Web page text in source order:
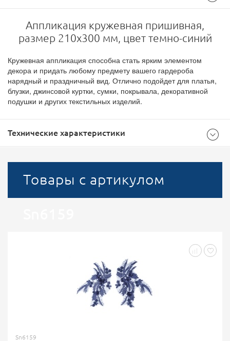
Аппликация кружевная пришивная,
размер 210х300 мм, цвет темно-синий
Кружевная аппликация способна стать ярким элементом
декора и придать любому предмету вашего гардероба
нарядный и праздничный вид. Отлично подойдет для платья,
блузки, джинсовой куртки, сумки, покрывала, декоративной
подушки и других текстильных изделий.
Технические характеристики
Товары с артикулом
Sn6159